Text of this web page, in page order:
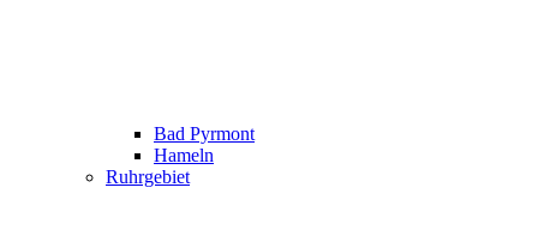
Bad Pyrmont
Hameln
Ruhrgebiet